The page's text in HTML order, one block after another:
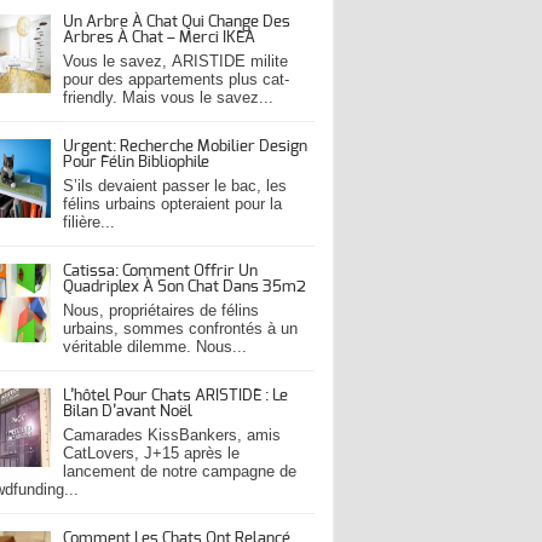
Un Arbre À Chat Qui Change Des
Arbres À Chat – Merci IKEA
Vous le savez, ARISTIDE milite
pour des appartements plus cat-
friendly. Mais vous le savez...
Urgent: Recherche Mobilier Design
Pour Félin Bibliophile
S’ils devaient passer le bac, les
félins urbains opteraient pour la
filière...
Catissa: Comment Offrir Un
Quadriplex À Son Chat Dans 35m2
Nous, propriétaires de félins
urbains, sommes confrontés à un
véritable dilemme. Nous...
L’hôtel Pour Chats ARISTIDE : Le
Bilan D’avant Noël
Camarades KissBankers, amis
CatLovers, J+15 après le
lancement de notre campagne de